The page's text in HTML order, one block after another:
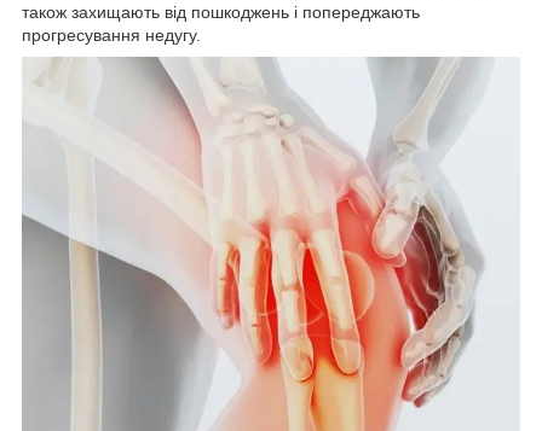
також захищають від пошкоджень і попереджають
прогресування недугу.